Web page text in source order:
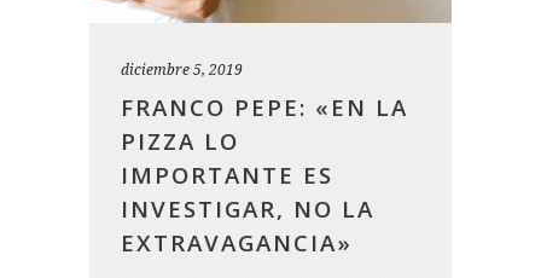
diciembre 5, 2019
FRANCO PEPE: «EN LA
PIZZA LO
IMPORTANTE ES
INVESTIGAR, NO LA
EXTRAVAGANCIA»